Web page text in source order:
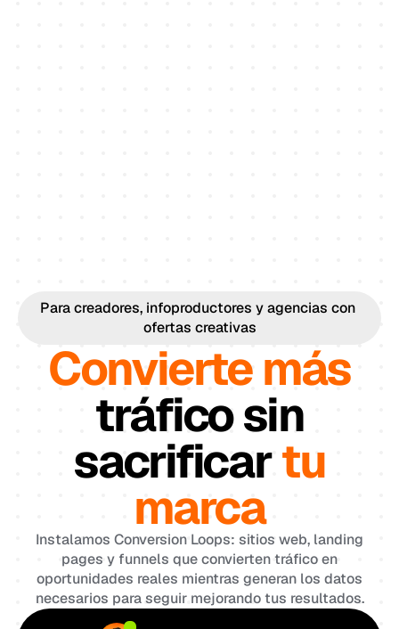
Para creadores, infoproductores y agencias con
ofertas creativas
Convierte más
tráfico sin
sacrificartu
marca
Instalamos Conversion Loops: sitios web, landing
pages y funnels que convierten tráfico en
oportunidades reales mientras generan los datos
necesarios para seguir mejorando tus resultados.